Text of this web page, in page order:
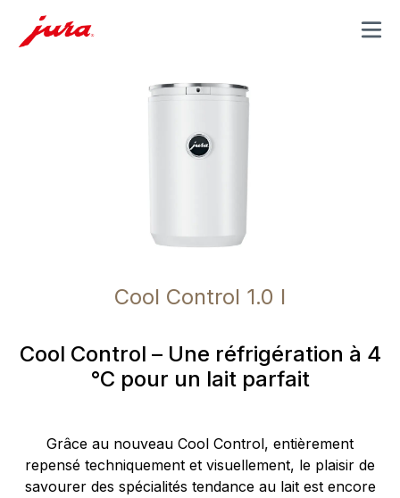
MENU
Cool Control 1.0 l
Cool Control – Une réfrigération à 4
°C pour un lait parfait
Grâce au nouveau Cool Control, entièrement
repensé techniquement et visuellement, le plaisir de
savourer des spécialités tendance au lait est encore